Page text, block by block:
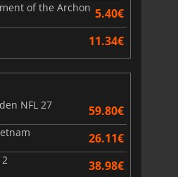
of the Archon 5.40€
11.34€
NFL 27
59.80€
26.11€
38.98€